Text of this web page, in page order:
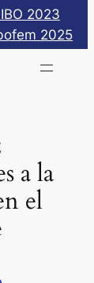
2023
2025
a la
el